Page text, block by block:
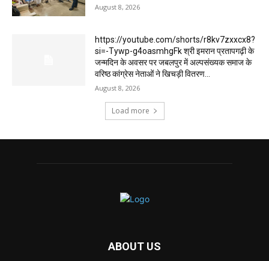
August 8, 2026
https://youtube.com/shorts/r8kv7zxxcx8?
si=-Tywp-g4oasmhgFk श्री इमरान प्रतापगढ़ी के
जन्मदिन के अवसर पर जबलपुर में अल्पसंख्यक समाज के
वरिष्ठ कांग्रेस नेताओं ने खिचड़ी वितरण...
August 8, 2026
Load more
ABOUT US